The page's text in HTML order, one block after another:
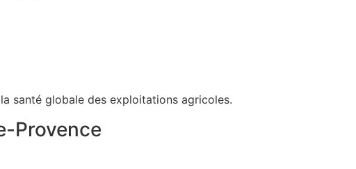
santé globale des exploitations agricoles.
Provence